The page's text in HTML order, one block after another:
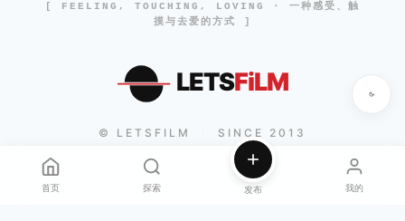
[ FEELING, TOUCHING, LOVING · 一种感受、触
摸与去爱的方式 ]
LETSFiLM
© LETSFILM SINCE 2013
首页 探索 发布 我的